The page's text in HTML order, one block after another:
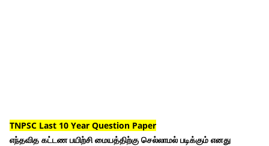
TNPSC Last 10 Year Question Paper
எந்தவித கட்டண பயிற்சி மையத்திற்கு செல்லாமல் படிக்கும் எனது